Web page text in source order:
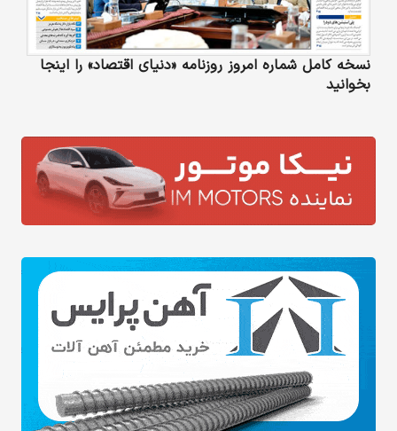
نسخه کامل شماره امروز روزنامه «دنیای‌ اقتصاد» را اینجا
بخوانید